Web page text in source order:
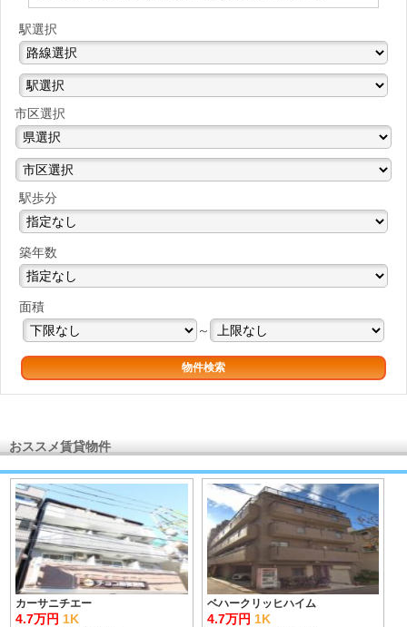
駅選択
市区選択
駅歩分
築年数
面積
～
おススメ賃貸物件
カーサニチエー
4.7万円 1K
ベハークリッヒハイム
4.7万円 1K